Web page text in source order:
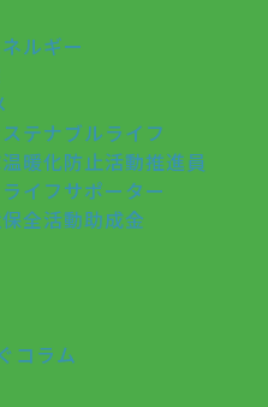
ルギー
テナブルライフ
暖化防止活動推進員
イフサポーター
全活動助成金
コラム